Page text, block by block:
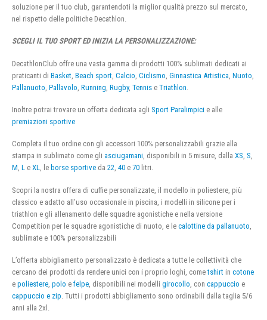
soluzione per il tuo club, garantendoti la miglior qualità prezzo sul mercato,
nel rispetto delle politiche Decathlon.
SCEGLI IL TUO SPORT ED INIZIA LA PERSONALIZZAZIONE:
DecathlonClub offre una vasta gamma di prodotti 100% sublimati dedicati ai
praticanti di Basket Beach sport Calcio Ciclismo Ginnastica Artistica Nuoto
Pallanuoto Pallavolo Running Rugby, Tennis e Triathlon
Inoltre potrai trovare un offerta dedicata agli Sport Paralimpici e alle
premiazioni sportive
Completa il tuo ordine con gli accessori 100% personalizzabili grazie alla
stampa in sublimato come gli asciugamani, disponibili in 5 misure, dalla XS, S,
M, L e XL, le borse sportive da 22, 40 e 70 litri.
Scopri la nostra offera di cuffie personalizzate, il modello in poliestere, più
classico e adatto all’uso occasionale in piscina, i modelli in silicone per i
triathlon e gli allenamento delle squadre agonistiche e nella versione
Competition per le squadre agonistiche di nuoto, e le calottine da pallanuoto
sublimate e 100% personalizzabili
L’offerta abbigliamento personalizzato è dedicata a tutte le collettività che
cercano dei prodotti da rendere unici con i proprio loghi, cometshirt in cotone
e poliestere polo e felpe , disponibili nei modelli girocollo , con cappuccio e
cappuccio e zip . Tutti i prodotti abbigliamento sono ordinabili dalla taglia 5/6
anni alla 2xl.